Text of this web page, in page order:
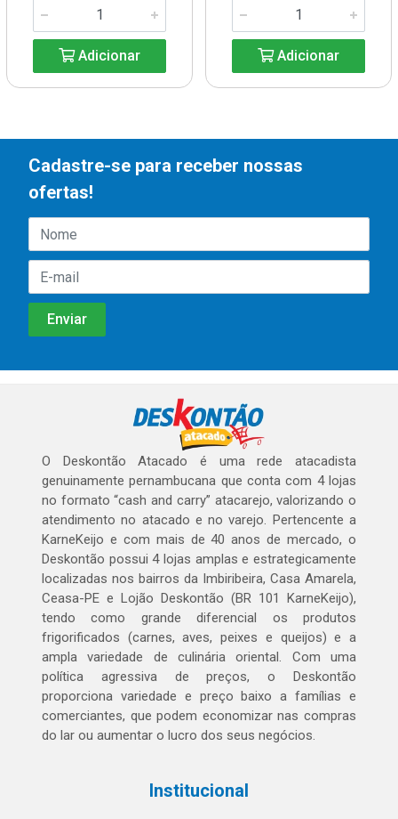
Adicionar Adicionar
Cadastre-se para receber nossas
ofertas!
O Deskontão Atacado é uma rede atacadista
genuinamente pernambucana que conta com 4 lojas
no formato “cash and carry” atacarejo, valorizando o
atendimento no atacado e no varejo. Pertencente a
KarneKeijo e com mais de 40 anos de mercado, o
Deskontão possui 4 lojas amplas e estrategicamente
localizadas nos bairros da Imbiribeira, Casa Amarela,
Ceasa-PE e Lojão Deskontão (BR 101 KarneKeijo),
tendo como grande diferencial os produtos
frigorificados (carnes, aves, peixes e queijos) e a
ampla variedade de culinária oriental. Com uma
política agressiva de preços, o Deskontão
proporciona variedade e preço baixo a famílias e
comerciantes, que podem economizar nas compras
do lar ou aumentar o lucro dos seus negócios.
Institucional